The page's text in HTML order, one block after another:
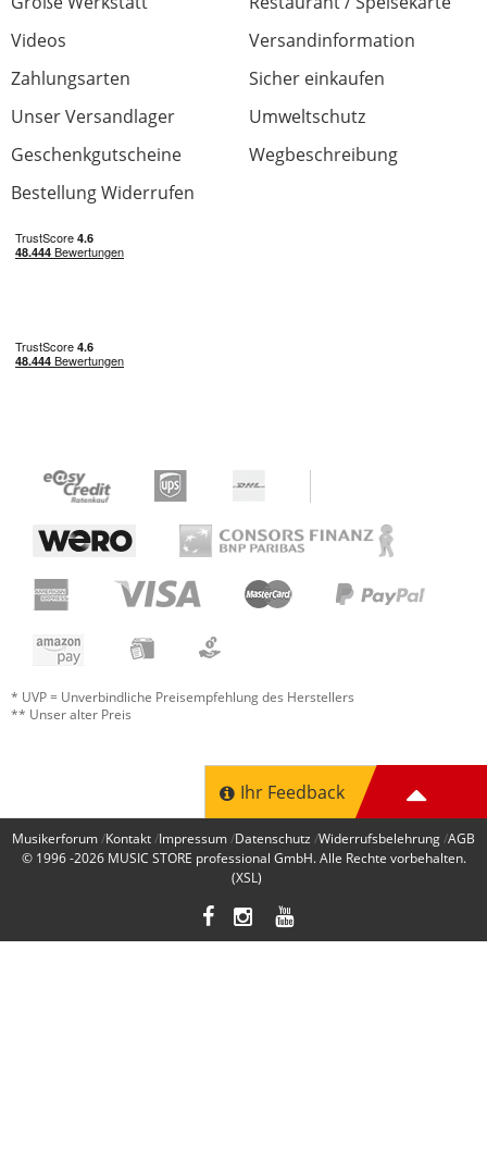
Videos
Versandinformation
Zahlungsarten
Sicher einkaufen
Unser Versandlager
Umweltschutz
Geschenkgutscheine
Wegbeschreibung
Bestellung Widerrufen
* UVP = Unverbindliche Preisempfehlung des Herstellers
** Unser alter Preis
Ihr Feedback
Musikerforum Kontakt Impressum Datenschutz Widerrufsbelehrung AGB
© 1996 -2026 MUSIC STORE professional GmbH. Alle Rechte vorbehalten.
(XSL)